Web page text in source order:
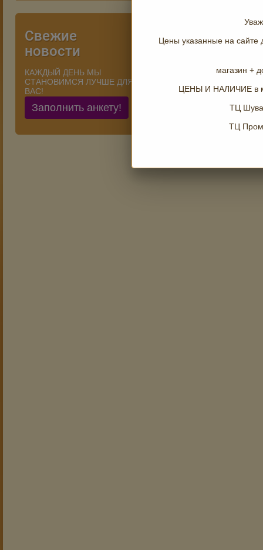
Цены указанные на сайте
магазин +
ЦЕНЫ И НАЛИЧИЕ в
ТЦ
ТЦ
Свежие
новости
КАЖДЫЙ ДЕНЬ МЫ
СТАНОВИМСЯ ЛУЧШЕ ДЛЯ
ВАС!
Заполнить анкету!